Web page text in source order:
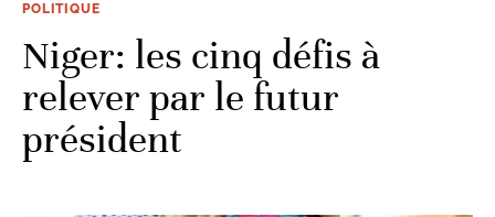
POLITIQUE
Niger: les cinq défis à
relever par le futur
président